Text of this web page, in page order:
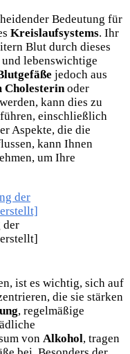
Bedeutung für
Kreislaufsystems. Ihr
Blut durch dieses
lebenswichtige
jedoch aus
Cholesterinoder
kann dies zu
einschließlich
Aspekte, die die
kann Ihnen
um Ihre
der
ist es wichtig, sich auf
die sie stärken
, regelmäßige
von Alkohol, tragen